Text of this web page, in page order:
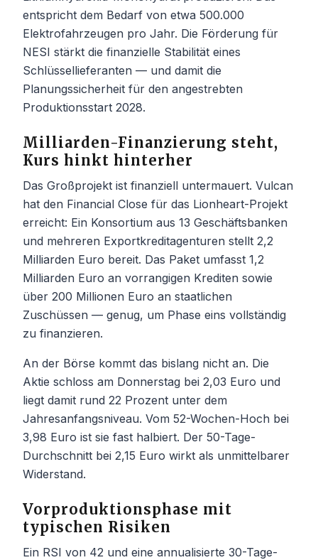
entspricht dem Bedarf von etwa 500.000
Elektrofahrzeugen pro Jahr. Die Förderung für
NESI stärkt die finanzielle Stabilität eines
Schlüssellieferanten — und damit die
Planungssicherheit für den angestrebten
Produktionsstart 2028.
Milliarden-Finanzierung steht,
Kurs hinkt hinterher
Das Großprojekt ist finanziell untermauert. Vulcan
hat den Financial Close für das Lionheart-Projekt
erreicht: Ein Konsortium aus 13 Geschäftsbanken
und mehreren Exportkreditagenturen stellt 2,2
Milliarden Euro bereit. Das Paket umfasst 1,2
Milliarden Euro an vorrangigen Krediten sowie
über 200 Millionen Euro an staatlichen
Zuschüssen — genug, um Phase eins vollständig
zu finanzieren.
An der Börse kommt das bislang nicht an. Die
Aktie schloss am Donnerstag bei 2,03 Euro und
liegt damit rund 22 Prozent unter dem
Jahresanfangsniveau. Vom 52-Wochen-Hoch bei
3,98 Euro ist sie fast halbiert. Der 50-Tage-
Durchschnitt bei 2,15 Euro wirkt als unmittelbarer
Widerstand.
Vorproduktionsphase mit
typischen Risiken
Ein RSI von 42 und eine annualisierte 30-Tage-